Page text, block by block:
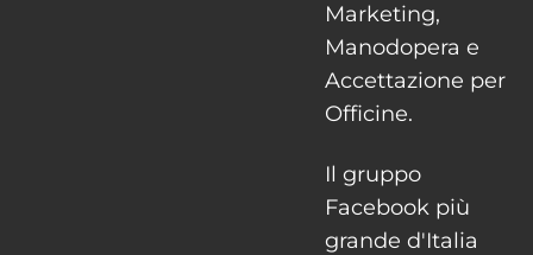
Marketing,
Manodopera e
Accettazione per
Officine.
Il gruppo
Facebook più
grande d'Italia